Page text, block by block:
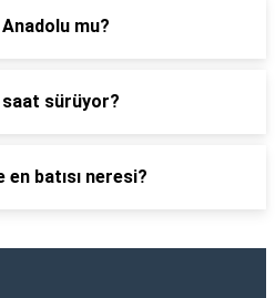
mu?
saat sürüyor?
en batısı neresi?